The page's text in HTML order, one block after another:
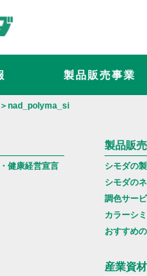
製品販売事業
nad_polyma_si
健康経営宣言
製品販
シモダの
シモダの
調色サー
カラーシ
おすすめ
産業資